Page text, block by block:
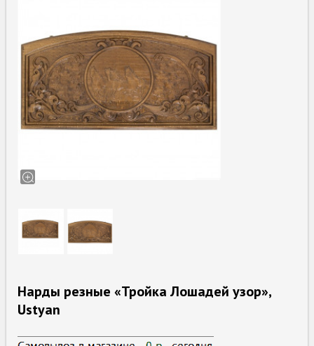
Нарды резные «Тройка Лошадей узор»,
Ustyan